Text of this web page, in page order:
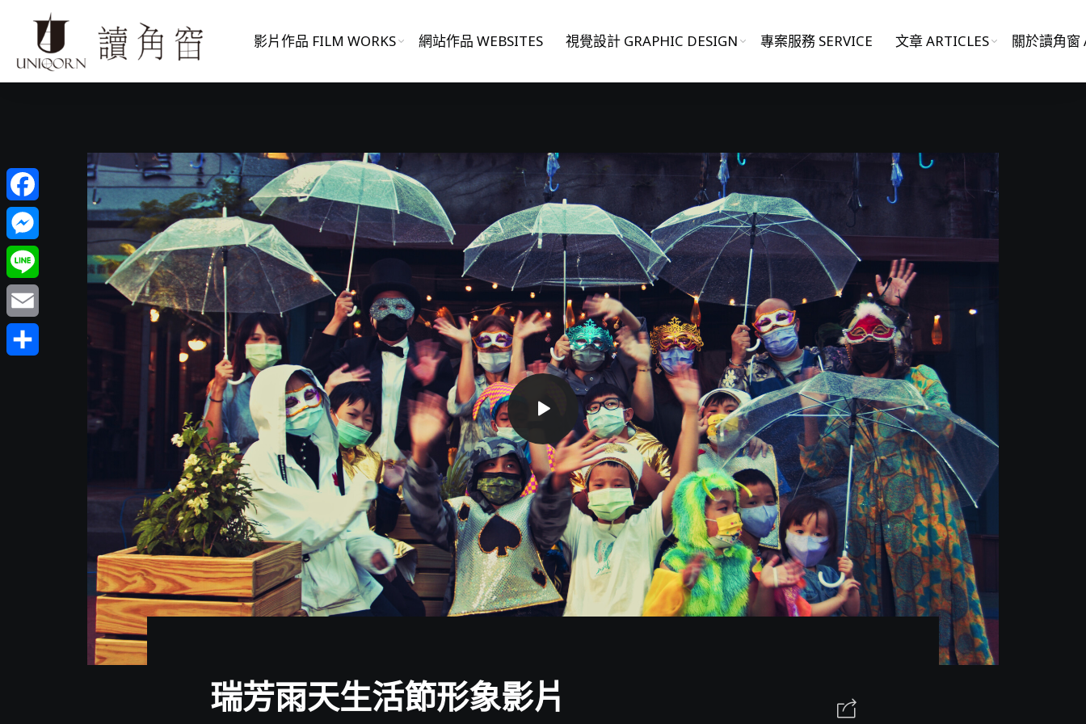
影片作品 FILM WORKS 網站作品 WEBSITES 視覺設計 GRAPHIC DESIGN 專案服務 SERVICE 文章 ARTICLES 關於讀角窗
瑞芳雨天生活節形象影片
影片作品 FILM WORKS
網站作品 WEBSITES
視覺設計 GRAPHIC DESIGN
專案服務 SERVICE
文章 ARTICLES
關於讀角窗 ABOUT UNIQORN
CONTACT US
Facebook
Messenger
Line
Email